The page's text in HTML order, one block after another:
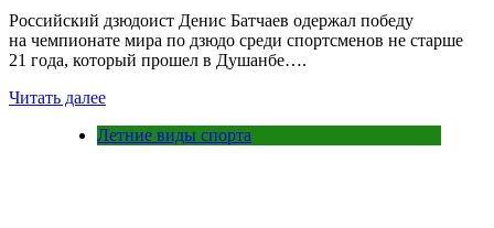
Российский дзюдоист Денис Батчаев одержал победу
на чемпионате мира по дзюдо среди спортсменов не старше
21 года, который прошел в Душанбе….
Читать далее
Летние виды спорта